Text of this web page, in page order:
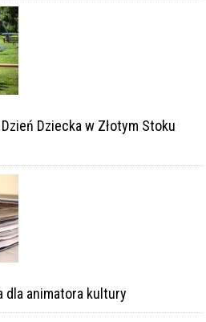
Dziecka w Złotym Stoku
dla animatora kultury